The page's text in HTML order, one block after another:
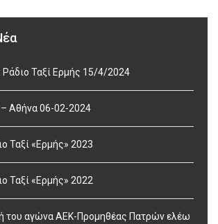
Ταξί Ερμής 15/4/2024
Αθήνα 06-02-2024
Ταξί «Ερμής» 2023
Ταξί «Ερμής» 2022
του αγώνα ΑΕΚ-Προμηθέας Πατρών ελέω